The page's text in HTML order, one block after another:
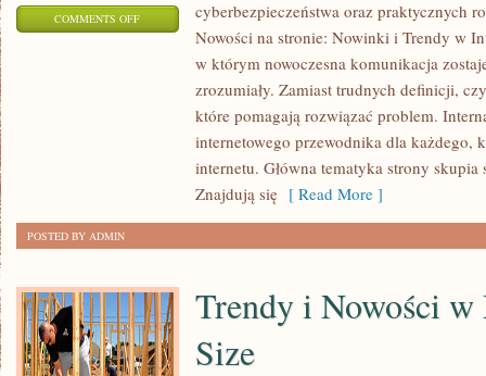
COMMENTS OFFON
PORADNIKI
UŻYTKOWNIKA
cyberbezpieczeństwa oraz praktycznych
Nowości na stronie: Nowinki i Trendy w
w którym nowoczesna komunikacja
zrozumiały. Zamiast trudnych definicji,
które pomagają rozwiązać problem.
internetowego przewodnika dla każdego,
internetu. Główna tematyka strony
Znajdują się [ Read More ]
POSTED BY ADMIN
Trendy i Nowości w
Size